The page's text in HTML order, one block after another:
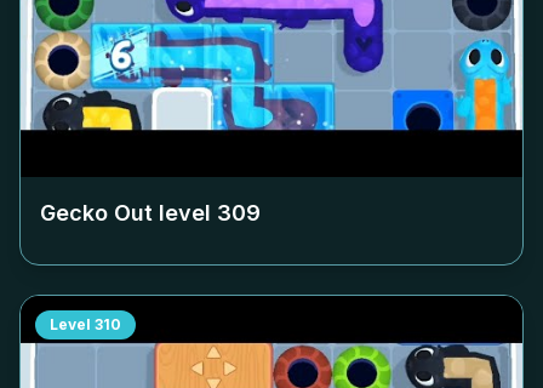
Gecko Out level 309
Level 310